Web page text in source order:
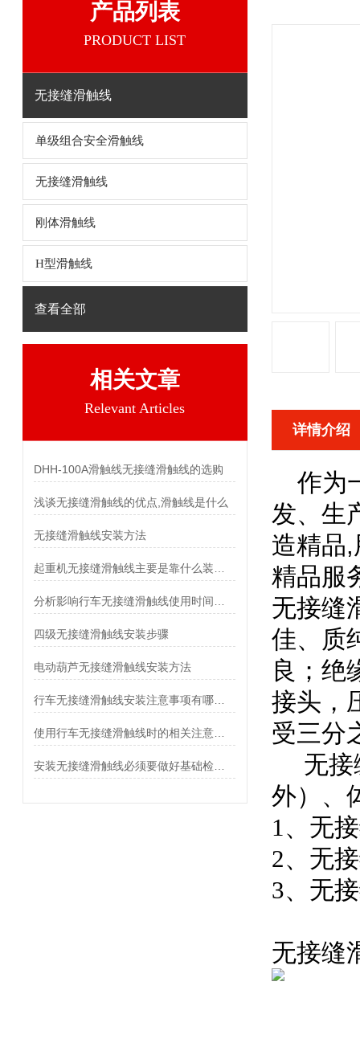
产品列表
PRODUCT LIST
无接缝滑触线
单级组合安全滑触线
无接缝滑触线
刚体滑触线
H型滑触线
查看全部
相关文章
Relevant Articles
DHH-100A滑触线无接缝滑触线的选购
浅谈无接缝滑触线的优点,滑触线是什么
无接缝滑触线安装方法
四级无接缝滑触线安装步骤
电动葫芦无接缝滑触线安装方法
详情介绍
作为
发、生
造精品,
精品服
无接缝
佳、质
良；绝
接头，
受三分
无接
外）、
1、无
2、无
3、无
无接缝